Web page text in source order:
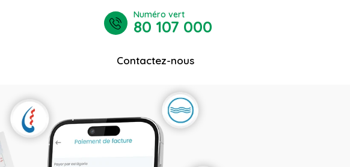
Numéro vert
80 107 000
Contactez-nous